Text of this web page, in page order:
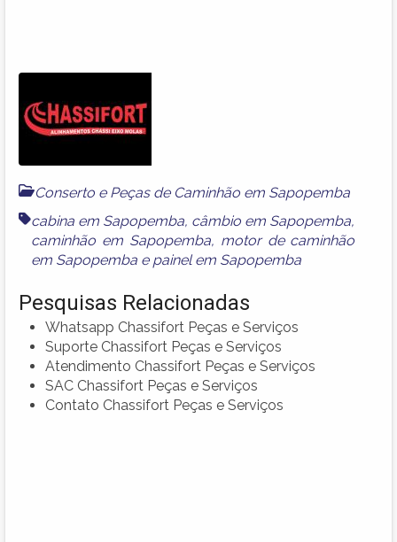
Conserto e Peças de Caminhão em Sapopemba
cabina em Sapopemba, câmbio em Sapopemba,
caminhão em Sapopemba, motor de caminhão
em Sapopemba e painel em Sapopemba
Pesquisas Relacionadas
Whatsapp Chassifort Peças e Serviços
Suporte Chassifort Peças e Serviços
Atendimento Chassifort Peças e Serviços
SAC Chassifort Peças e Serviços
Contato Chassifort Peças e Serviços